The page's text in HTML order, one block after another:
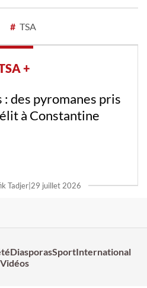
# TSA
+
des pyromanes pris
à Constantine
Tadjer 29 juillet 2026
DiasporasSportInternational
Vidéos